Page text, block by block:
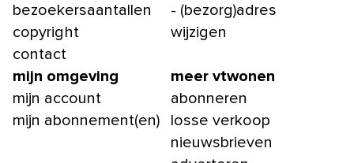
bezoekersaantallen
copyright
contact
- (bezorg)adres
wijzigen
mijn omgeving
mijn account
mijn abonnement(en)
meer vtwonen
abonneren
losse verkoop
nieuwsbrieven